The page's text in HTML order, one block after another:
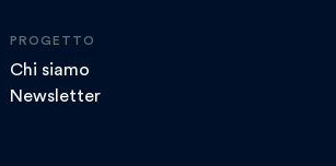
PROGETTO
Chi siamo
Newsletter